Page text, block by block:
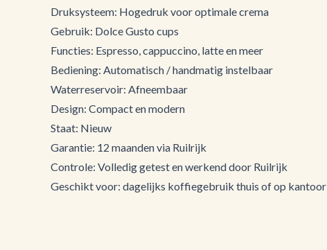
Druksysteem: Hogedruk voor optimale crema
Gebruik: Dolce Gusto cups
Functies: Espresso, cappuccino, latte en meer
Bediening: Automatisch / handmatig instelbaar
Waterreservoir: Afneembaar
Design: Compact en modern
Staat: Nieuw
Garantie: 12 maanden via Ruilrijk
Controle: Volledig getest en werkend door Ruilrijk
Geschikt voor: dagelijks koffiegebruik thuis of op kantoor